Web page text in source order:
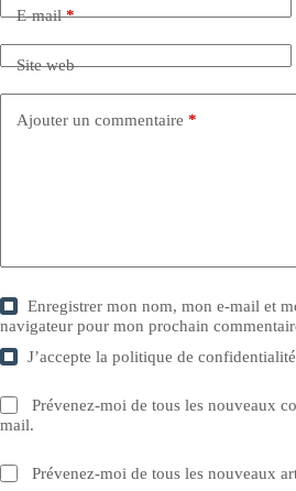
E-mail*
Site web
Ajouter un commentaire *
Enregistrer mon nom, mon e-mail et
navigateur pour mon prochain
J’accepte lapolitique de confidentialité
Prévenez-moi de tous les nouveaux
mail.
Prévenez-moi de tous les nouveaux